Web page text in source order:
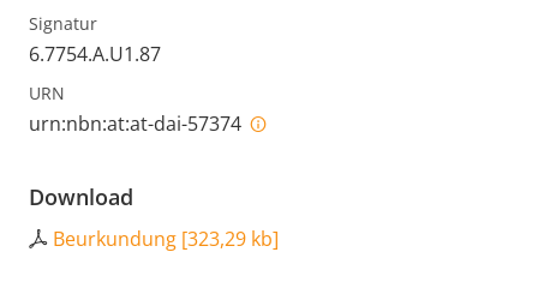
Signatur
6.7754.A.U1.87
URN
urn:nbn:at:at-dai-57374
Download
Beurkundung [323,29 kb]